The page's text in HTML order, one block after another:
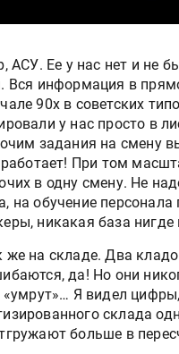
АСУ. Ее у нас нет и не
Вся информация в
90х в советских
у нас просто в
задания на смену
При том
в одну смену. Не
на обучение
никакая база нигде
же на складе. Два
да! Но они
«умрут»… Я видел
склада
больше в